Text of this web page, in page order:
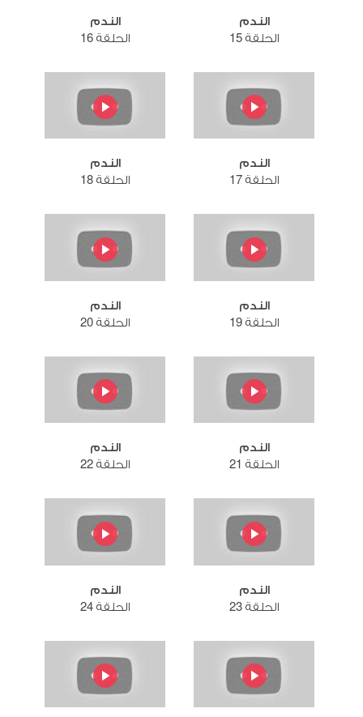
الندم
الحلقة 15
الندم
الحلقة 16
الندم
الحلقة 17
الندم
الحلقة 18
الندم
الحلقة 19
الندم
الحلقة 20
الندم
الحلقة 21
الندم
الحلقة 22
الندم
الحلقة 23
الندم
الحلقة 24